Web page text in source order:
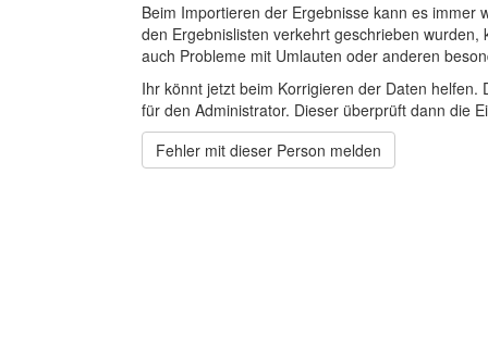
Beim Importieren der Ergebnisse kann es
den Ergebnislisten verkehrt geschrieben
auch Probleme mit Umlauten oder anderen
Ihr könnt jetzt beim Korrigieren der Daten
für den Administrator. Dieser überprüft dann die
Fehler mit dieser Person melden